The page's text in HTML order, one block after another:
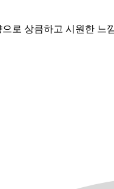
로 상큼하고 시원한